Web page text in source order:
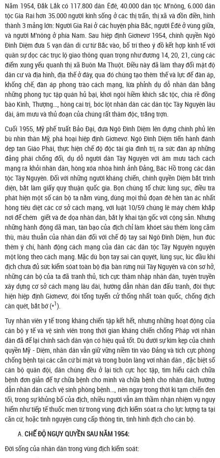
Năm 1954, Đắk Lắk có 117.800 dân Êđê, 40.000 dân tộc M’nông, 6.000 dân
tộc Gia Rai hơn 35.000 người kinh sống ở các thị trấn, thị xã và đồn điền, hình
thành 3 mảng lớn: Người Gia Rai ở các huyện phía Bắc, người Êđê ở vùng giữa,
và người M’nông ở phía Nam. Sau hiệp định Giơnevơ 1954, chính quyền Ngô
Đình Diệm đưa 5 vạn dân di cư từ Bắc vào, bố trí theo ý đồ kết hợp kinh tế với
quân sự dọc các trục lộ giao thông quan trọng như đương 14, 20, 21, cùng các
điểm xung yếu quanh thị xã Buôn Ma Thuột. Điều này đã làm thay đổi mật độ
dân cư và địa hình, địa thế ở đây, qua đó chúng tạo thêm thế và lực để đàn áp,
khống chế, đàn áp phong trào cách mạng, lừa phỉnh dụ dỗ nhân dân bằng
những phong tục tập quán hủ bại, khơi ngòi hiềm khích sắc tộc, chia rẽ đồng
bào Kinh, Thượng…, hòng cai trị, bóc lột nhân dân các dân tộc Tây Nguyên lâu
dài, âm mưu và thủ đoạn của chúng rất thâm độc, trắng trợn.
Cuối 1955, Mỹ phế truất Bảo Đại, đưa Ngô Đình Diệm lên dựng chính phủ lên
bù nhìn thân Mỹ, phá hoại hiệp định Giơnevơ. Ngô Đình Diệm tiến hành đánh
dẹp tan Giáo Phái, thực hiện chế độ độc tài gia đình trị, ra sức đàn áp những
đảng phái chống đối, dụ dỗ người dân Tây Nguyên với âm mưu tách cách
mạng ra khỏi nhân dân, hòng xóa nhòa hình ảnh Đảng, Bác Hồ trong các dân
tộc Tây Nguyên. Đối với những người kháng chiến, chính quyền Diệm bắt trình
diện, bắt làm giấy quy thuận quốc gia. Bọn chúng tổ chức lùng sục, điều tra
phát hiện một số cán bộ ta nằm vùng, dùng mọi thủ đọan đê hèn tàn ác nhất
hòng tiêu diệt các cơ sở cách mạng, với luật 10/59 chúng lê máy chém khắp
nơi để chém giết và đe dọa nhân dân, bắt ly khai tận gốc với cộng sản. Nhưng
những hành động dã man, tàn bạo của địch chỉ làm khóet sâu thêm lòng căm
thù, mâu thuẫn của nhân dân đối với chế độ tay sai Ngô Đình Diệm, hun đúc
thêm ý chí, hành động cách mạng của dân các dân tộc Tây Nguyên nguyện
một lòng theo cách mạng. Mặc dù bọn tay sai càn quyét, lùng sục, lúc đầu khi
địch chưa đủ sức kiểm sóat toàn bộ địa bàn rừng núi Tây Nguyên và còn sơ hở,
những cán bộ của ta đã tranh thủ, tích cực thâm nhập nhân dân, tuyên truyền
xây dựng cơ sở cách mạng lâu dài, hướng dẫn nhân dân đấu tranh, đòi thực
hiện hiệp định Giơnevơ, đòi tổng tuyển cử thống nhất toàn quốc, chống địch
càn quét, bắt bớ (*1).
Tuy nhân viên y tế trong kháng chiến tập kết hết, nhưng những hoạt động của
cán bộ y tế và vệ sinh viên trong thời gian kháng chiến chống Pháp với nhân
dân đã để lại chính sách dân vận có hiệu quả tốt. Dù dưới sự kìm kẹp của chính
quyền Mỹ - Diệm, nhân dân vẫn giữ vững niềm tin vào Đảng và tích cực phòng
chống bệnh tại các căn cứ bí mật và trong buôn làng vơí nhân dân , đặc biệt số
cán bộ quân đội, dân chúng đều ở lại tích cực học tập, tìm hiểu cách chữa
bệnh đơn giản để tự chữa bệnh cho mình và chữa bệnh cho nhân dân, hướng
dẫn nhân dân cách vệ sinh phòng bệnh…, nên ngay trong thời kì tạm chiến đen
tối, trong sự khủng bố của địch, nhiều người vẫn âm thầm nhận nhiệm vụ nguy
hiểm như tiếp tế thuốc men từ trong vùng địch kiểm sóat ra cho lực lượng ta tại
căn cứ, hoặc tình nguyện cung cấp thông tin, tình hình địch cho cán bộ.
CHẾ ĐỘ NGỤY QUYỀN SAU NĂM 1954:
Đời sống của nhân dân trong vùng địch kiểm soát: